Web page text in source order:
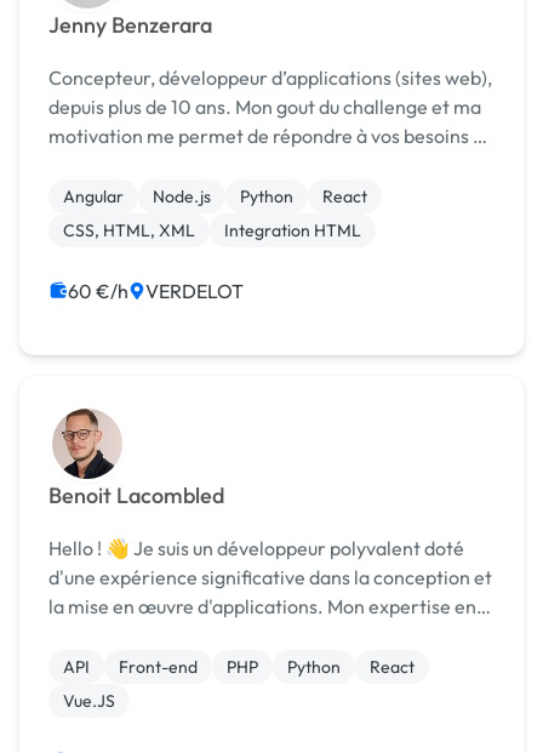
Jenny Benzerara
Concepteur, développeur d’applications (sites web),
depuis plus de 10 ans. Mon gout du challenge et ma
motivation me permet de répondre à vos besoins en
compétences : HTML, CSS, Javascript, React...
Angular Node.js Python
React
CSS, HTML, XML
Integration HTML
60 €/h VERDELOT
Benoit Lacombled
Hello ! 👋 Je suis un développeur polyvalent doté
d'une expérience significative dans la conception et
la mise en œuvre d'applications. Mon expertise en
compétences en développement back-end, me
permet de ...
API Front-end PHP Python
React
Vue.JS